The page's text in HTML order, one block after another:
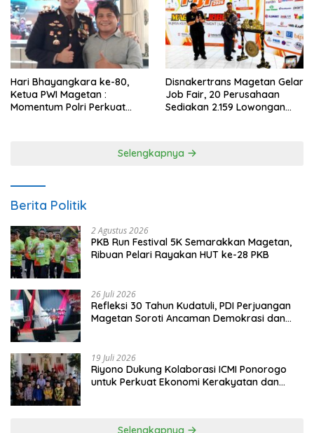
Hari Bhayangkara ke-80,
Ketua PWI Magetan :
Momentum Polri Perkuat
Disnakertrans Magetan Gelar
Job Fair, 20 Perusahaan
Sediakan 2.159 Lowongan
Selengkapnya
Berita Politik
2 Agustus 2026
PKB Run Festival 5K Semarakkan Magetan,
Ribuan Pelari Rayakan HUT ke-28 PKB
26 Juli 2026
Refleksi 30 Tahun Kudatuli, PDI Perjuangan
Magetan Soroti Ancaman Demokrasi dan
19 Juli 2026
Riyono Dukung Kolaborasi ICMI Ponorogo
untuk Perkuat Ekonomi Kerakyatan dan